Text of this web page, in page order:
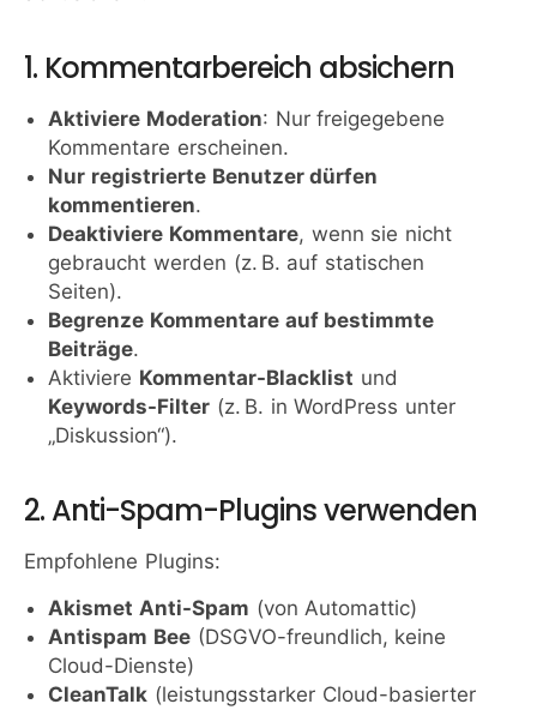
1. Kommentarbereich absichern
Aktiviere Moderation: Nur freigegebene
Kommentare erscheinen.
Nur registrierte Benutzer dürfen
kommentieren.
Deaktiviere Kommentare, wenn sie nicht
gebraucht werden (z. B. auf statischen
Seiten).
Begrenze Kommentare auf bestimmte
Beiträge.
Aktiviere Kommentar-Blacklist und
Keywords-Filter (z. B. in WordPress unter
„Diskussion“).
2. Anti-Spam-Plugins verwenden
Empfohlene Plugins:
Akismet Anti-Spam (von Automattic)
Antispam Bee(DSGVO-freundlich, keine
Cloud-Dienste)
CleanTalk (leistungsstarker Cloud-basierter